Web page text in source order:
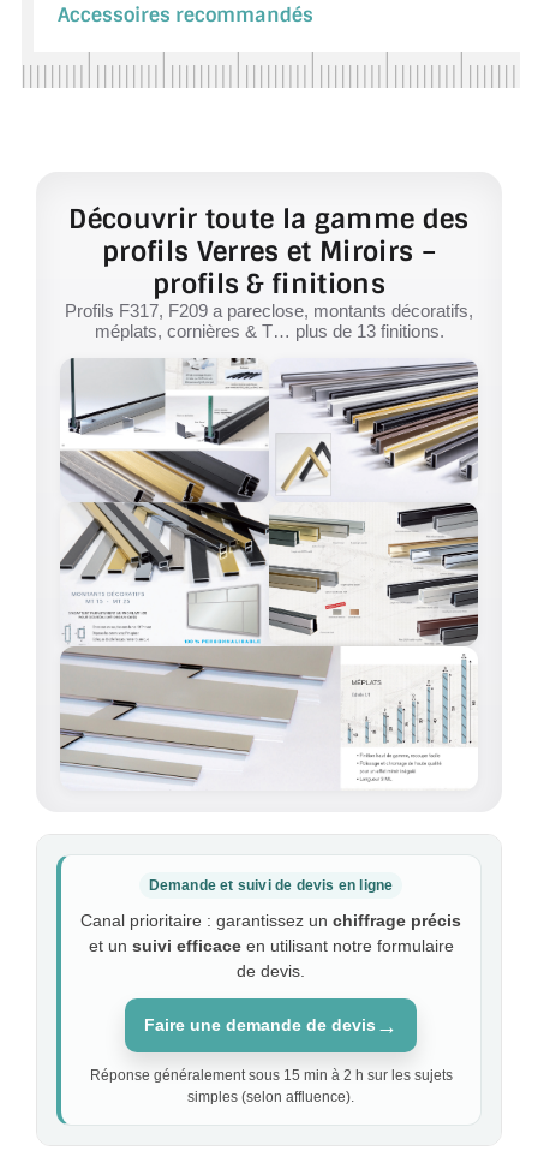
Accessoires recommandés
Découvrir toute la gamme des
profils Verres et Miroirs –
profils & finitions
Profils F317, F209 a pareclose, montants décoratifs,
méplats, cornières & T… plus de 13 finitions.
Demande et suivi de devis en ligne
Canal prioritaire : garantissez un chiffrage précis
et un suivi efficaceen utilisant notre formulaire
de devis.
Faire une demande de devis →
Réponse généralement sous 15 min à 2 h sur les sujets
simples (selon affluence).